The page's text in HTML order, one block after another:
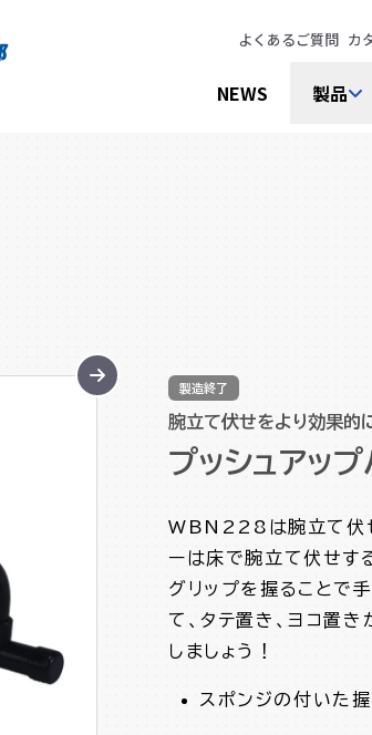
よくあるご質問 カ
NEWS 製品
製造終了
腕立て伏せをより効果的
プッシュアッ
WBN228は腕立て伏せ
ーは床で腕立て伏せす
グリップを握ることで
て、タテ置き、ヨコ置
しましょう！
スポンジの付いた